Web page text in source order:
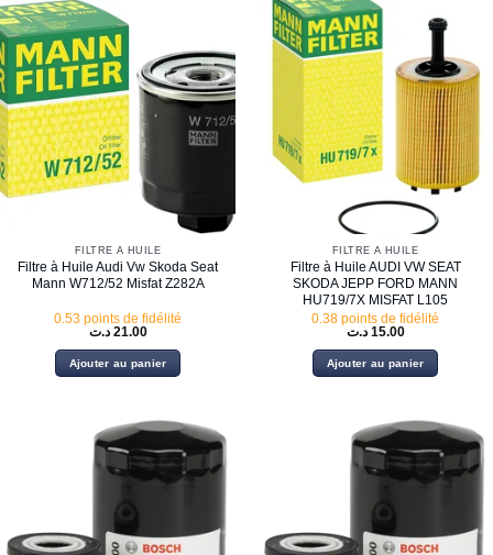
FILTRE À HUILE
Filtre à Huile Audi Vw Skoda Seat
Mann W712/52 Misfat Z282A
0.53 points de fidélité
21.00 د.ت
Ajouter au panier
FILTRE À HUILE
Filtre à Huile AUDI VW SEAT
SKODA JEPP FORD MANN
HU719/7X MISFAT L105
0.38 points de fidélité
15.00 د.ت
Ajouter au panier